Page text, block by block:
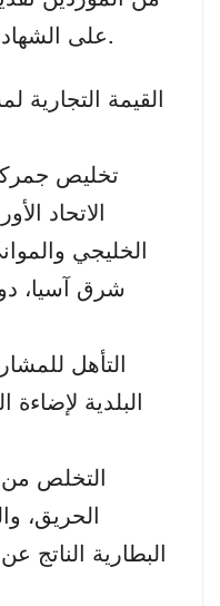
على الشهادة اللازمة لتقديم المشروع.
تخليص
الاتحاد
الخليجي
شرق آسيا،
التأهل
البلدية
التخلص من
الحريق،
البطارية الناتج